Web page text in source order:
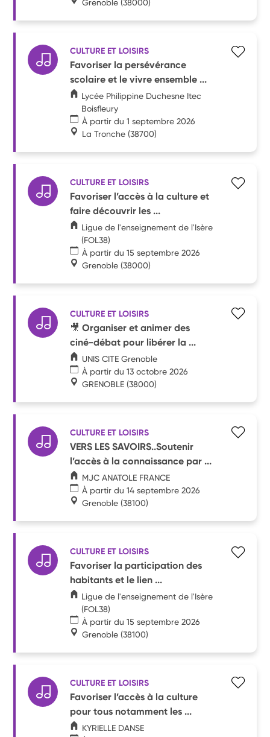
Grenoble (38000)
CULTURE ET LOISIRS
Favoriser la persévérance
scolaire et le vivre ensemble ...
Lycée Philippine Duchesne Itec
Boisfleury
À partir du 1 septembre 2026
La Tronche (38700)
CULTURE ET LOISIRS
Favoriser l’accès à la culture et
faire découvrir les ...
Ligue de l'enseignement de l'Isère
(FOL38)
À partir du 15 septembre 2026
Grenoble (38000)
CULTURE ET LOISIRS
🎥 Organiser et animer des
ciné-débat pour libérer la ...
UNIS CITE Grenoble
À partir du 13 octobre 2026
GRENOBLE (38000)
CULTURE ET LOISIRS
VERS LES SAVOIRS..Soutenir
l’accès à la connaissance par ...
MJC ANATOLE FRANCE
À partir du 14 septembre 2026
Grenoble (38100)
CULTURE ET LOISIRS
Favoriser la participation des
habitants et le lien ...
Ligue de l'enseignement de l'Isère
(FOL38)
À partir du 15 septembre 2026
Grenoble (38100)
CULTURE ET LOISIRS
Favoriser l’accès à la culture
pour tous notamment les ...
KYRIELLE DANSE